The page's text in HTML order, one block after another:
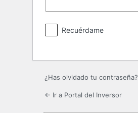
Recuérdame
¿Has olvidado tu contraseña?
← Ir a Portal del Inversor